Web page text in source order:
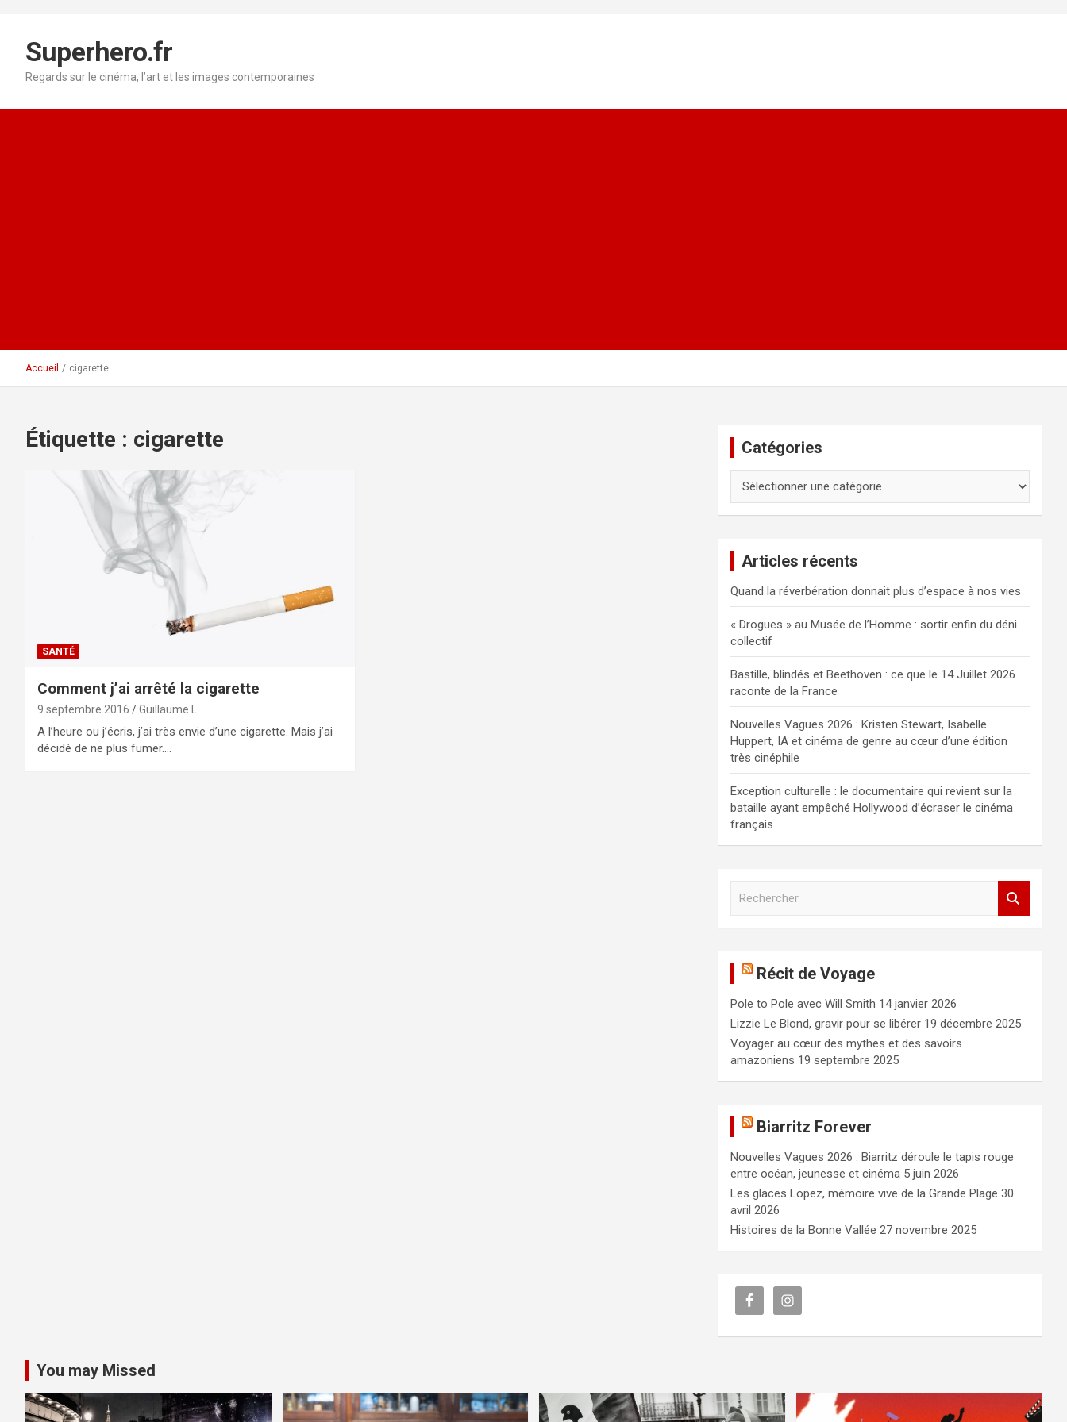
contenuSuperhero.fr
Regards sur le cinéma, l’art et les images contemporaines
Accueil cigarette
Étiquette : cigarette
SANTÉ
Comment j’ai arrêté la cigarette
9 septembre 2016 Guillaume L.
A l’heure ou j’écris, j’ai très envie d’une cigarette. Mais j’ai
décidé de ne plus fumer.…
Catégories
Articles récents
Quand la réverbération donnait plus d’espace à nos vies
« Drogues » au Musée de l’Homme : sortir enfin du déni
collectif
Bastille, blindés et Beethoven : ce que le 14 Juillet 2026
raconte de la France
Nouvelles Vagues 2026 : Kristen Stewart, Isabelle
Huppert, IA et cinéma de genre au cœur d’une édition
très cinéphile
Exception culturelle : le documentaire qui revient sur la
bataille ayant empêché Hollywood d’écraser le cinéma
français
c
h
e
r
Récit de Voyage
Pole to Pole avec Will Smith 14 janvier 2026
Lizzie Le Blond, gravir pour se libérer 19 décembre 2025
Voyager au cœur des mythes et des savoirs
amazoniens 19 septembre 2025
Biarritz Forever
Nouvelles Vagues 2026 : Biarritz déroule le tapis rouge
entre océan, jeunesse et cinéma 5 juin 2026
Les glaces Lopez, mémoire vive de la Grande Plage 30
avril 2026
Histoires de la Bonne Vallée 27 novembre 2025
You may Missed